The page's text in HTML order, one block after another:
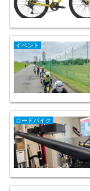
イベント
ロードバイク